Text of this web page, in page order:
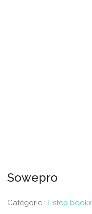
Sowepro
Catégorie : Listeo